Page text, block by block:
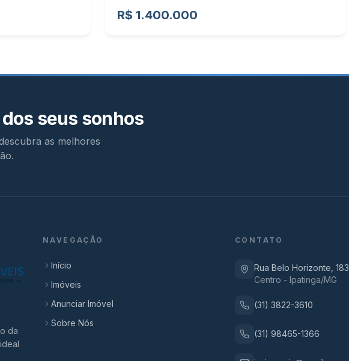
R$ 1.400.000
seus sonhos
as melhores
da
NAVEGAÇÃO
Início
Imóveis
Anunciar Imóvel
Sobre Nós
CONTATO
Rua Belo Horizonte, 183
Centro - Ipatinga/MG
(31) 3822-3610
(31) 98465-1366